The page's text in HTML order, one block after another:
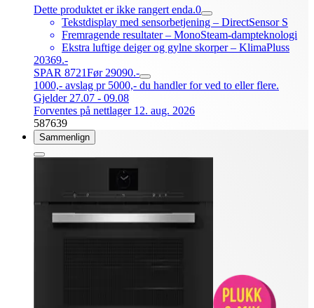
Dette produktet er ikke rangert enda.0
Tekstdisplay med sensorbetjening – DirectSensor S
Fremragende resultater – MonoSteam-dampteknologi
Ekstra luftige deiger og gylne skorper – KlimaPluss
20369.-
SPAR 8721Før 29090.-
1000,- avslag pr 5000,- du handler for ved to eller flere.
Gjelder 27.07 - 09.08
Forventes på nettlager 12. aug. 2026
587639
Sammenlign